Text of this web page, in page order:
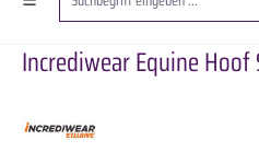
Incrediwear Equine Hoof